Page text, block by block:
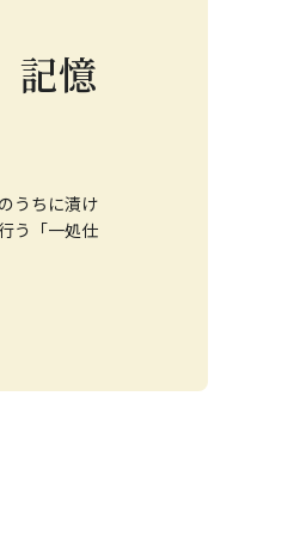
記憶
うちに漬け
う「一処仕